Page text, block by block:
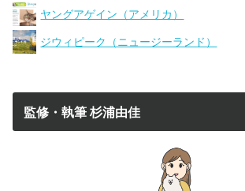
ヤングアゲイン（アメリカ）
ジウィピーク（ニュージーランド）
監修・執筆 杉浦由佳